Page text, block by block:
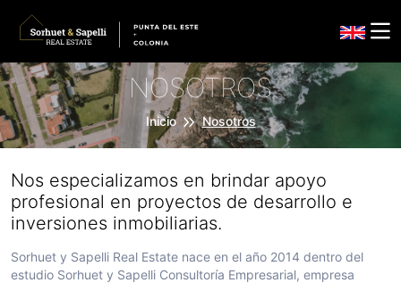
NOSOTROS
Inicio Nosotros
Nos especializamos en brindar apoyo
profesional en proyectos de desarrollo e
inversiones inmobiliarias.
Sorhuet y Sapelli Real Estate nace en el año 2014 dentro del
estudio Sorhuet y Sapelli Consultoría Empresarial, empresa